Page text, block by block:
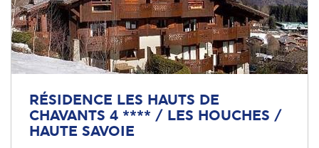
RÉSIDENCE LES HAUTS DE
CHAVANTS 4 **** / LES HOUCHES /
HAUTE SAVOIE